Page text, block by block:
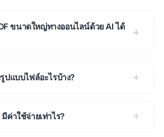
ขนาดใหญ่ทางออนไลน์ด้วย AI ได้
ปแบบไฟล์อะไรบ้าง?
ค่าใช้จ่ายเท่าไร?